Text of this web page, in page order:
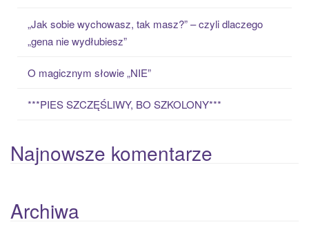
„Jak sobie wychowasz, tak masz?” – czyli dlaczego
„gena nie wydłubiesz”
O magicznym słowie „NIE”
***PIES SZCZĘŚLIWY, BO SZKOLONY***
Najnowsze komentarze
Archiwa